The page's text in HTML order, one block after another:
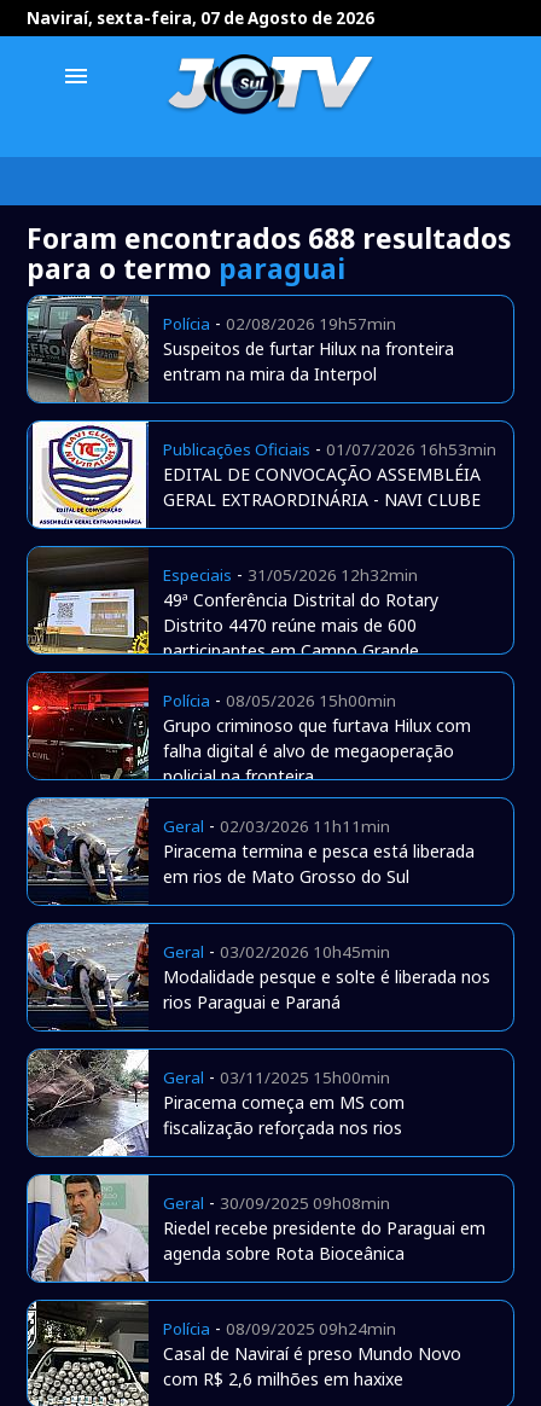
Naviraí, sexta-feira, 07 de Agosto de 2026
menu
Foram encontrados 688 resultados
para o termo paraguai
Polícia -02/08/2026 19h57min
Suspeitos de furtar Hilux na fronteira
entram na mira da Interpol
Publicações Oficiais -01/07/2026 16h53min
EDITAL DE CONVOCAÇÃO ASSEMBLÉIA
GERAL EXTRAORDINÁRIA - NAVI CLUBE
Especiais - 31/05/2026 12h32min
49ª Conferência Distrital do Rotary
Distrito 4470 reúne mais de 600
participantes em Campo Grande
Polícia -08/05/2026 15h00min
Grupo criminoso que furtava Hilux com
falha digital é alvo de megaoperação
policial na fronteira
Geral -02/03/2026 11h11min
Piracema termina e pesca está liberada
em rios de Mato Grosso do Sul
Geral -03/02/2026 10h45min
Modalidade pesque e solte é liberada nos
rios Paraguai e Paraná
Geral -03/11/2025 15h00min
Piracema começa em MS com
fiscalização reforçada nos rios
Geral - 30/09/2025 09h08min
Riedel recebe presidente do Paraguai em
agenda sobre Rota Bioceânica
Polícia -08/09/2025 09h24min
Casal de Naviraí é preso Mundo Novo
com R$ 2,6 milhões em haxixe